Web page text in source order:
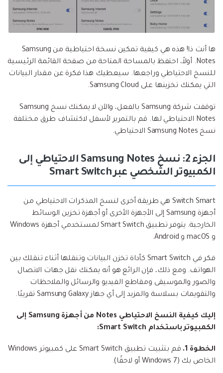
ها أنت ذا! هذه هي كيفية تمكين نسخة احتياطية من Samsung
Notes. أولاً، احتفظ بالمساحة المتاحة من صفحة القائمة الرئيسية
للنسخ الاحتياطي وراجعها. سيعطيك هذا فكرة عن مقدار البيانات
التي يمكنك تخزينها على Samsung Cloud.
توقفت شركة Samsung بالفعل، والآن لا يمكنك نسخ Samsung
Notes الاحتياطي لها. قم بالتمرير لأسفل لاكتشاف طرق مختلفة
نسخ Samsung Notes الاحتياطي.
الجزء 2: نسخ Samsung Notes الاحتياطي إلى
الكمبيوتر الشخصي عبر Smart Switch
Switch Smart هي طريقة أخرى لنسخ المذكرات الاحتياطي من
أجهزة Samsung إلى الأجهزة الأخرى أو أجهزة تخزين الوسائط
الخارجية. يتوفر تطبيق Smart Switch لمستخدمي أجهزة Windows
و macOS و Android.
فكر في Smart Switch كأداة تخزن البيانات وتنقلها أثناء تنقلك بين
الهواتف. ومع ذلك، فإن الرائع هو أنه يمكنك نقل جهات الاتصال
والصور والموسيقى ومقاطع الفيديو والرسائل والملاحظات
والتقويمات بسلاسة والمزيد إلى أي جهاز Samsung Galaxy تقريبًا.
إليك كيفية النسخ الاحتياطي Notes من أجهزة Samsung إلى
الكمبيوتر باستخدام Smart Switch:
الخطوة 1.
قم بتثبيت تطبيق Smart Switch على كمبيوتر Windows
الخاص بك (Windows 7 أو لاحقًا).